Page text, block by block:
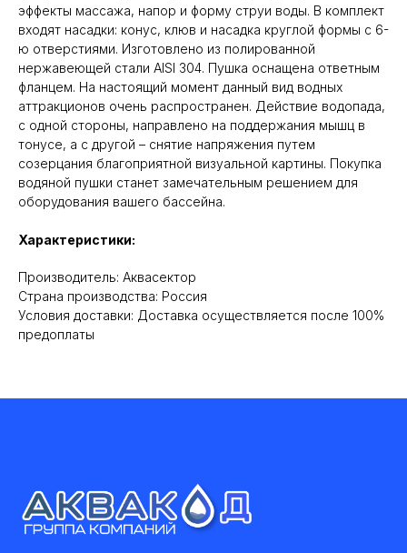
эффекты массажа, напор и форму струи воды. В комплект
входят насадки: конус, клюв и насадка круглой формы с 6-
ю отверстиями. Изготовлено из полированной
нержавеющей стали AISI 304. Пушка оснащена ответным
фланцем. На настоящий момент данный вид водных
аттракционов очень распространен. Действие водопада,
с одной стороны, направлено на поддержания мышц в
тонусе, а с другой – снятие напряжения путем
созерцания благоприятной визуальной картины. Покупка
водяной пушки станет замечательным решением для
оборудования вашего бассейна.
Характеристики:
Производитель: Аквасектор
Cтрана производства: Россия
Условия доставки: Доставка осуществляется после 100%
предоплаты